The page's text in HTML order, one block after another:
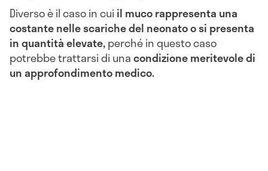
Diverso è il caso in cui il muco rappresenta una
costante nelle scariche del neonato o si presenta
in quantità elevate,perché in questo caso
potrebbe trattarsi di unacondizione meritevole di
un approfondimento medico.